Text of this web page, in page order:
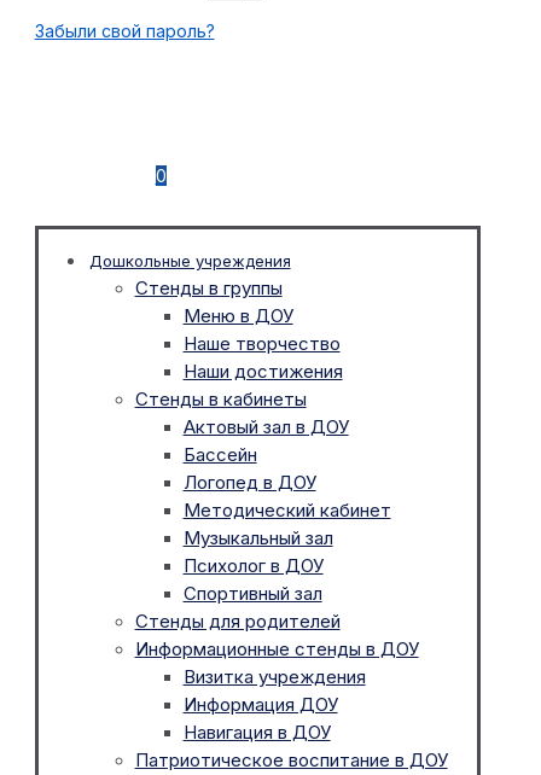
Забыли свой пароль?
0
Дошкольные учреждения
Стенды в группы
Меню в ДОУ
Наше творчество
Наши достижения
Стенды в кабинеты
Актовый зал в ДОУ
Бассейн
Логопед в ДОУ
Методический кабинет
Музыкальный зал
Психолог в ДОУ
Спортивный зал
Стенды для родителей
Информационные стенды в ДОУ
Визитка учреждения
Информация ДОУ
Навигация в ДОУ
Патриотическое воспитание в ДОУ